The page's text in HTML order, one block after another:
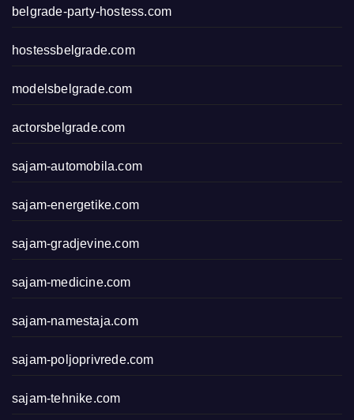
belgrade-party-hostess.com
hostessbelgrade.com
modelsbelgrade.com
actorsbelgrade.com
sajam-automobila.com
sajam-energetike.com
sajam-gradjevine.com
sajam-medicine.com
sajam-namestaja.com
sajam-poljoprivrede.com
sajam-tehnike.com